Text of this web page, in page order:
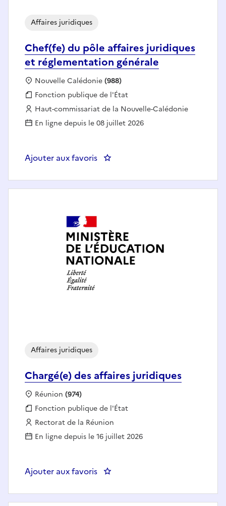
Chef(fe) du pôle affaires juridiques
et réglementation générale
Affaires juridiques
Localisation :
Nouvelle Calédonie(988)
Fonction publique :
Fonction publique de l'État
Employeur :
Haut-commissariat de la Nouvelle-Calédonie
En ligne depuis le 08 juillet 2026
Ajouter aux favoris : Chef(fe) du pôle affaires
Chargé(e) des affaires juridiques
Affaires juridiques
Localisation :
Réunion (974)
Fonction publique :
Fonction publique de l'État
Employeur :
Rectorat de la Réunion
En ligne depuis le 16 juillet 2026
Ajouter aux favoris : Chargé(e) des affaires juridiques